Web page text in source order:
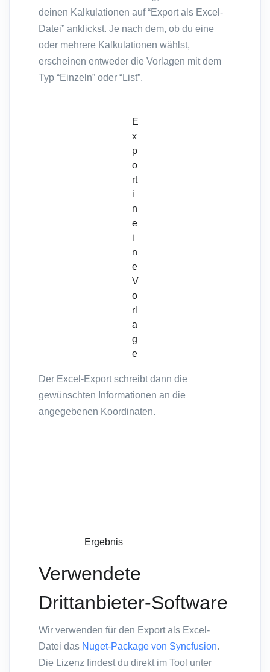
deinen Kalkulationen auf “Export als Excel-
Datei” anklickst. Je nach dem, ob du eine
oder mehrere Kalkulationen wählst,
erscheinen entweder die Vorlagen mit dem
Typ “Einzeln” oder “List”.
E
x
p
o
rt
i
n
e
i
n
e
V
o
rl
a
g
e
Der Excel-Export schreibt dann die
gewünschten Informationen an die
angegebenen Koordinaten.
Ergebnis
Verwendete
Drittanbieter-Software
Wir verwenden für den Export als Excel-
Datei das Nuget-Package von Syncfusion.
Die Lizenz findest du direkt im Tool unter